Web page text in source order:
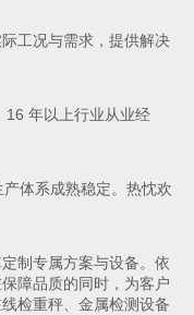
工况与需求，提供解决
16 年以上行业从业经
体系成熟稳定。热忱欢
制专属方案与设备。依
障品质的同时，为客户
检重秤、金属检测设备